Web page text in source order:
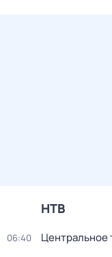
НТВ
06:40 Центральное